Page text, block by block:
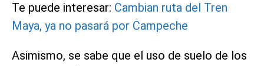
Te puede interesar: Cambian ruta del Tren
Maya, ya no pasará por Campeche
Asimismo, se sabe que el uso de suelo de los